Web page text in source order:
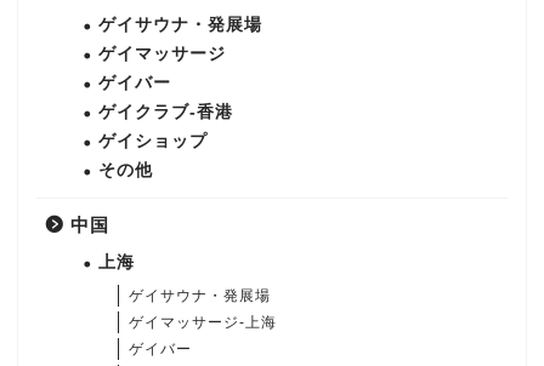
ゲイサウナ・発展場
ゲイマッサージ
ゲイバー
ゲイクラブ-香港
ゲイショップ
その他
中国
上海
ゲイサウナ・発展場
ゲイマッサージ-上海
ゲイバー